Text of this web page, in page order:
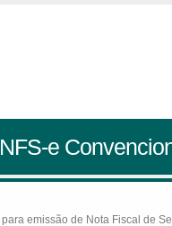
e
emissão de Nota Fiscal de